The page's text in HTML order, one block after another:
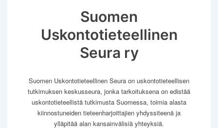
Suomen
Uskontotieteellinen
Seura ry
Suomen Uskontotieteellinen Seura on uskontotieteellisen
tutkimuksen keskusseura, jonka tarkoituksena on edistää
uskontotieteellistä tutkimusta Suomessa, toimia alasta
kiinnostuneiden tieteenharjoittajien yhdyssiteenä ja
ylläpitää alan kansainvälisiä yhteyksiä.